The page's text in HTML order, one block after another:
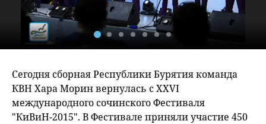
Сегодня сборная Республики Бурятия команда
КВН Хара Морин вернулась с XXVI
международного сочинского Фестиваля
"КиВиН-2015". В Фестивале приняли участие 450